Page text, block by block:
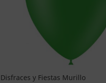
Disfraces y Fiestas Murillo